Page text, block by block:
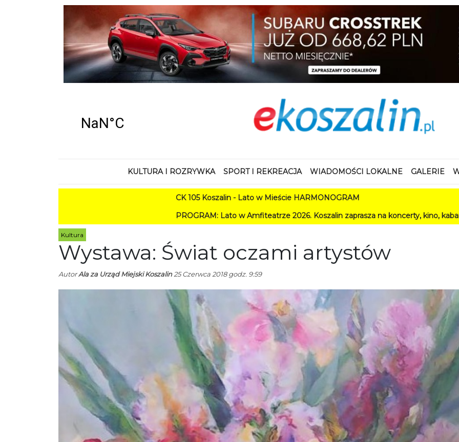
KULTURA I ROZRYWKA SPORT I REKREACJA WIADOMOŚCI LOKALNE GALERIE
CK 105 Koszalin - Lato w Mieście HARMONOGRAM
PROGRAM: Lato w Amfiteatrze 2026. Koszalin zaprasza na koncerty, kino, kabarety i festiwale
Kultura
Wystawa: Świat oczami artystów
AutorAla za Urząd Miejski Koszalin25 Czerwca 2018 godz. 9:59